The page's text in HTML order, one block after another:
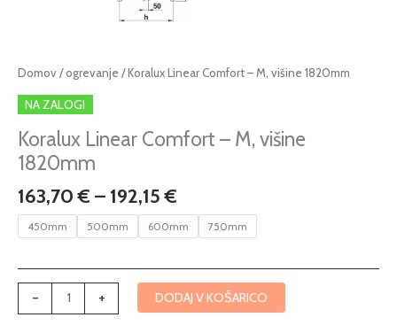
Domov/ogrevanje / Koralux Linear Comfort – M, višine 1820mm
NA ZALOGI
Koralux Linear Comfort – M, višine
1820mm
163,70€ – 192,15€
Cenovni
163,70 €
do
450mm 500mm 600mm 750mm
-
Koralux
Linear
Comfort
-
M,
višine
1820mm
količina
+ DODAJ V KOŠARICO